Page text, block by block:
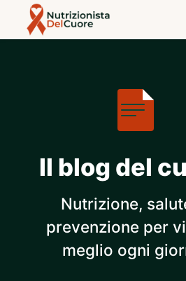
Il blog del
Nutrizione,
prevenzione per
meglio ogni